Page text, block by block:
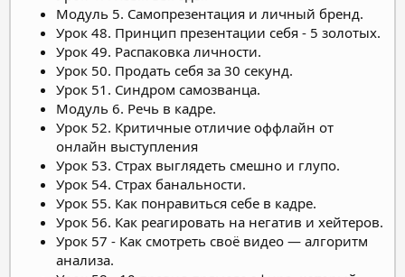
Модуль 5. Самопрезентация и личный бренд.
Урок 48. Принцип презентации себя - 5 золотых.
Урок 49. Распаковка личности.
Урок 50. Продать себя за 30 секунд.
Урок 51. Синдром самозванца.
Модуль 6. Речь в кадре.
Урок 52. Критичные отличие оффлайн от
онлайн выступления
Урок 53. Страх выглядеть смешно и глупо.
Урок 54. Страх банальности.
Урок 55. Как понравиться себе в кадре.
Урок 56. Как реагировать на негатив и хейтеров.
Урок 57 - Как смотреть своё видео — алгоритм
анализа.